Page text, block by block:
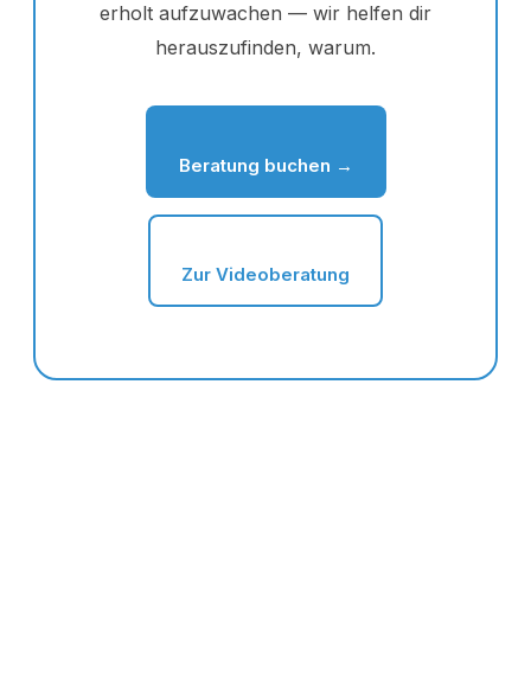
erholt aufzuwachen — wir helfen dir
herauszufinden, warum.
Beratung buchen →
Zur Videoberatung